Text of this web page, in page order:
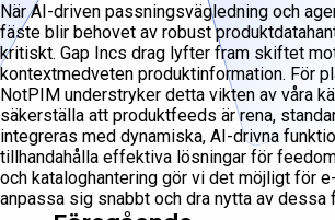
När AI-driven passningsvägledning och
fäste blir behovet av robust
kritiskt. Gap Incs drag lyfter fram skiftet
kontextmedveten produktinformation. För
NotPIM understryker detta vikten av våra
säkerställa att produktfeeds är rena,
integreras med dynamiska, AI-drivna
tillhandahålla effektiva lösningar för
och kataloghantering gör vi det möjligt för
anpassa sig snabbt och dra nytta av dessa